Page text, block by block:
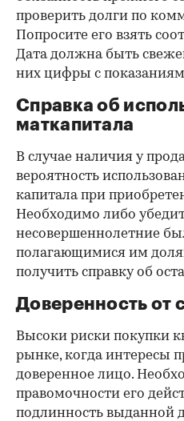
проверить долги по
Попросите его взять
Дата должна быть
них цифры с
Справка об
маткапитала
В случае наличия у
вероятность
капитала при
Необходимо либо
несовершеннолетние
полагающимися им
получить справку об
Доверенность от
Высоки риски покупки
рынке, когда интересы
доверенное лицо.
правомочности его
подлинность выданной